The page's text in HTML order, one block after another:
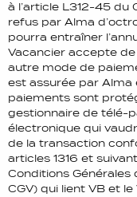
à l’article L312-45 du
refus par Alma
pourra entraîner
Vacancier accepte
autre mode de
est assurée par Alma
paiements sont
gestionnaire de télé-
électronique qui
de la transaction
articles 1316 et
Conditions
CGV) qui lient VB et